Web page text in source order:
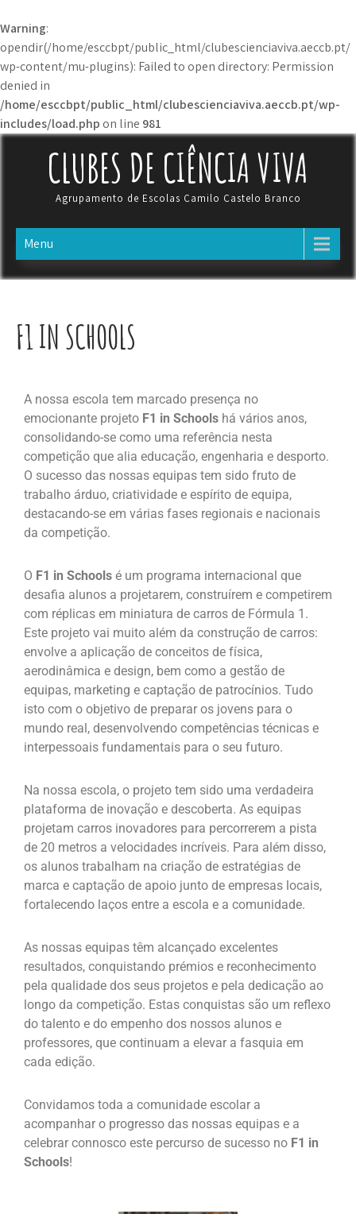
Warning:
opendir(/home/esccbpt/public_html/clubescienciaviva.aeccb.pt/
wp-content/mu-plugins): Failed to open directory: Permission
denied in
/home/esccbpt/public_html/clubescienciaviva.aeccb.pt/wp-
includes/load.php on line 981
CLUBES DE CIÊNCIA VIVA
Agrupamento de Escolas Camilo Castelo Branco
Menu
F1 IN SCHOOLS
A nossa escola tem marcado presença no
emocionante projeto F1 in Schools há vários anos,
consolidando-se como uma referência nesta
competição que alia educação, engenharia e desporto.
O sucesso das nossas equipas tem sido fruto de
trabalho árduo, criatividade e espírito de equipa,
destacando-se em várias fases regionais e nacionais
da competição.
O F1 in Schools é um programa internacional que
desafia alunos a projetarem, construírem e competirem
com réplicas em miniatura de carros de Fórmula 1.
Este projeto vai muito além da construção de carros:
envolve a aplicação de conceitos de física,
aerodinâmica e design, bem como a gestão de
equipas, marketing e captação de patrocínios. Tudo
isto com o objetivo de preparar os jovens para o
mundo real, desenvolvendo competências técnicas e
interpessoais fundamentais para o seu futuro.
Na nossa escola, o projeto tem sido uma verdadeira
plataforma de inovação e descoberta. As equipas
projetam carros inovadores para percorrerem a pista
de 20 metros a velocidades incríveis. Para além disso,
os alunos trabalham na criação de estratégias de
marca e captação de apoio junto de empresas locais,
fortalecendo laços entre a escola e a comunidade.
As nossas equipas têm alcançado excelentes
resultados, conquistando prémios e reconhecimento
pela qualidade dos seus projetos e pela dedicação ao
longo da competição. Estas conquistas são um reflexo
do talento e do empenho dos nossos alunos e
professores, que continuam a elevar a fasquia em
cada edição.
Convidamos toda a comunidade escolar a
acompanhar o progresso das nossas equipas e a
celebrar connosco este percurso de sucesso no F1 in
Schools!